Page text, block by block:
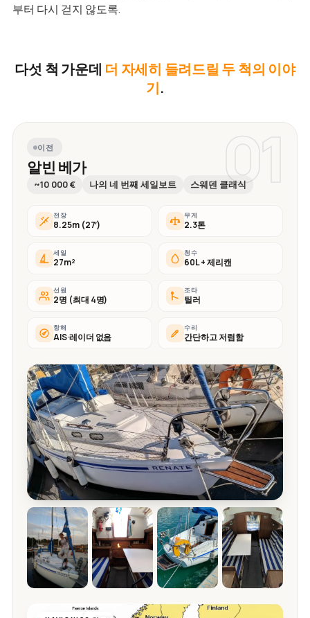
부터 다시 걷지 않도록.
다섯 척 가운데 더 자세히 들려드릴 두 척의 이야
기.
01
이전
알빈 베가
~10 000 € 나의 네 번째 세일보트 스웨덴 클래식
전장
8.25m (27′)
무게
2.3톤
세일
27m²
청수
60L + 제리캔
선원
2명 (최대 4명)
조타
틸러
항해
AIS·레이더 없음
수리
간단하고 저렴함